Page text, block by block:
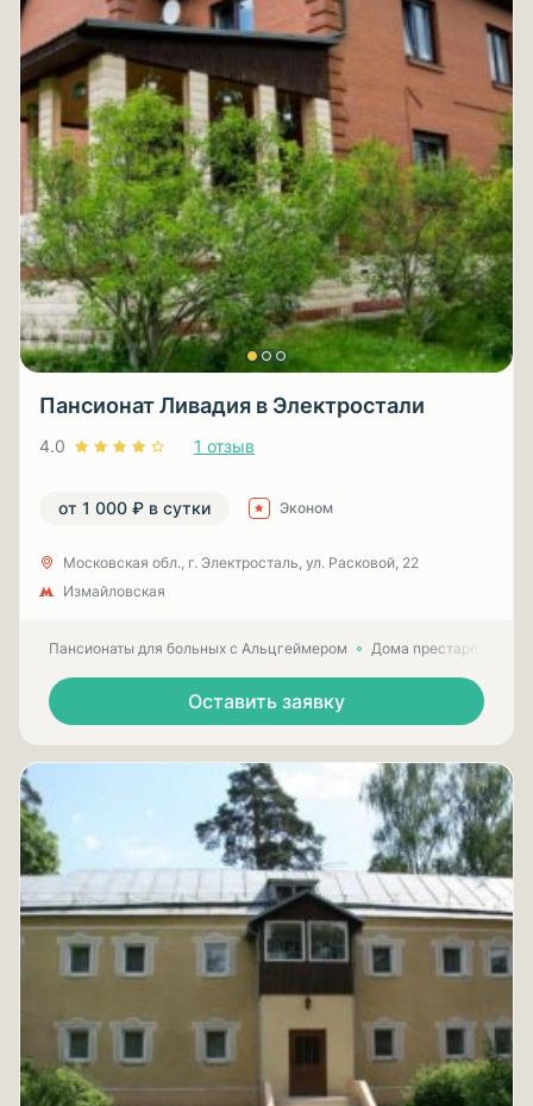
Пансионат Ливадия в Электростали
4.0 1 отзыв
от 1 000 ₽ в сутки Эконом
Московская обл., г. Электросталь, ул. Расковой, 22
Измайловская
Пансионаты для больных с Альцгеймером Дома престарелых
Оставить заявку